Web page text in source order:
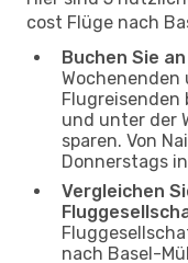
cost Flüge nach
Buchen Sie
Wochenenden
Flugreisenden
und unter der
sparen. Von
Donnerstags
Vergleichen
nach Basel-